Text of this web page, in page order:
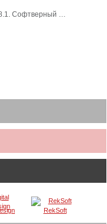
8.1. Софтверный …
RekSoft